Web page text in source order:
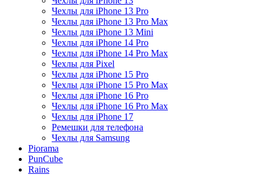
Чехлы для iPhone 13 Pro
Чехлы для iPhone 13 Pro Max
Чехлы для iPhone 13 Mini
Чехлы для iPhone 14 Pro
Чехлы для iPhone 14 Pro Max
Чехлы для Pixel
Чехлы для iPhone 15 Pro
Чехлы для iPhone 15 Pro Max
Чехлы для iPhone 16 Pro
Чехлы для iPhone 16 Pro Max
Чехлы для iPhone 17
Ремешки для телефона
Чехлы для Samsung
Piorama
PunCube
Rains